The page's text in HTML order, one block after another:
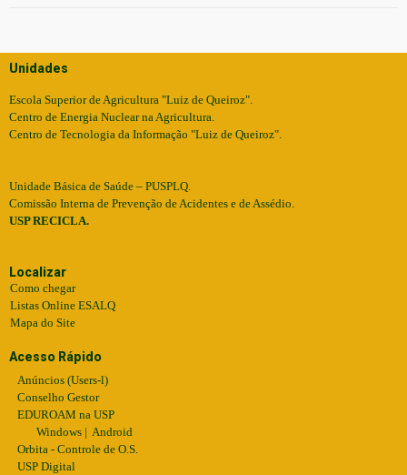
Unidades
Escola Superior de Agricultura "Luiz de Queiroz".
Centro de Energia Nuclear na Agricultura.
Centro de Tecnologia da Informação "Luiz de Queiroz".
Unidade Básica de Saúde – PUSPLQ.
Comissão Interna de Prevenção de Acidentes e de Assédio.
USP RECICLA.
Localizar
Como chegar
Listas Online ESALQ
Mapa do Site
Acesso Rápido
Anúncios (Users-l)
Conselho Gestor
EDUROAM na USP
Windows | Android
Orbita - Controle de O.S.
USP Digital